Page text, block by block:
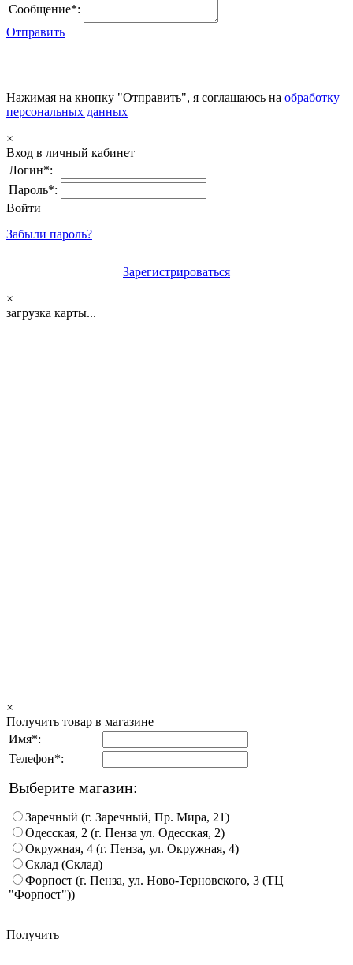
Сообщение*:
Отправить
Нажимая на кнопку "Отправить", я соглашаюсь на обработку
персональных данных
×
Вход в личный кабинет
Логин*:
Пароль*:
Войти
Забыли пароль?
Зарегистрироваться
×
загрузка карты...
×
Получить товар в магазине
Имя*:
Телефон*:
Выберите магазин:
Заречный (г. Заречный, Пр. Мира, 21)
Одесская, 2 (г. Пенза ул. Одесская, 2)
Окружная, 4 (г. Пенза, ул. Окружная, 4)
Склад (Склад)
Форпост (г. Пенза, ул. Ново-Терновского, 3 (ТЦ
"Форпост"))
Получить